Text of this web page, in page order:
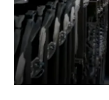
AI news
How To
Blog